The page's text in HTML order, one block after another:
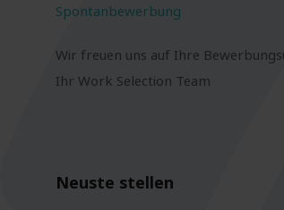
Spontanbewerbung
Wir freuen uns auf Ihre
Ihr Work Selection Team
Neuste stellen